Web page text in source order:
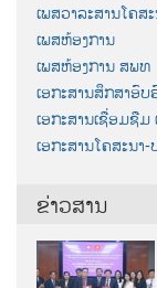
ເພສວາລະສານໂຄສ
ເພສຫ້ອງການ
ເພສຫ້ອງການ ສພທ
ເອກະສານສຶກສາອົ
ເອກະສານເຊື່ອມຊືມ
ເອກະສານໂຄສະນາ-
ຂ່າວສານ